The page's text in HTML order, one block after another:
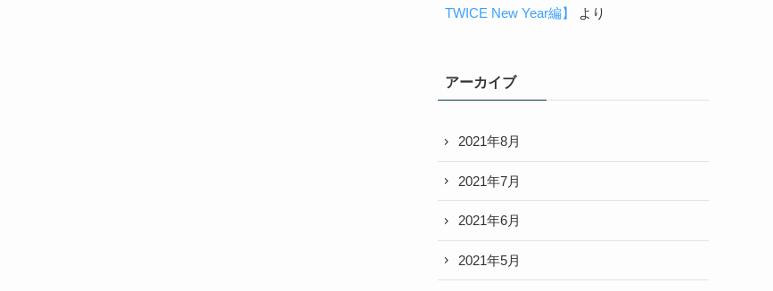
TWICE New Year編】
より
アーカイブ
2021年8月
2021年7月
2021年6月
2021年5月